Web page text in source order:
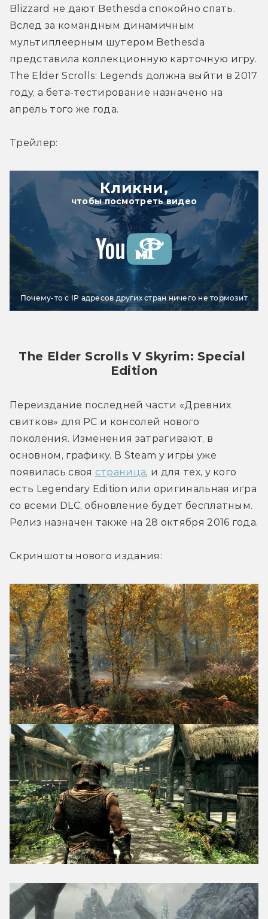
Blizzard не дают Bethesda спокойно спать.
Вслед за командным динамичным
мультиплеерным шутером Bethesda
представила коллекционную карточную игру.
The Elder Scrolls: Legends должна выйти в 2017
году, а бета-тестирование назначено на
апрель того же года.
Трейлер:
Кликни,
чтобы посмотреть видео
Почему-то с IP адресов других стран ничего не тормозит
The Elder Scrolls V Skyrim: Special
Edition
Переиздание последней части «Древних
свитков» для PC и консолей нового
поколения. Изменения затрагивают, в
основном, графику. В Steam у игры уже
появилась своя страница, и для тех, у кого
есть Legendary Edition или оригинальная игра
со всеми DLC, обновление будет бесплатным.
Релиз назначен также на 28 октября 2016 года.
Скриншоты нового издания: